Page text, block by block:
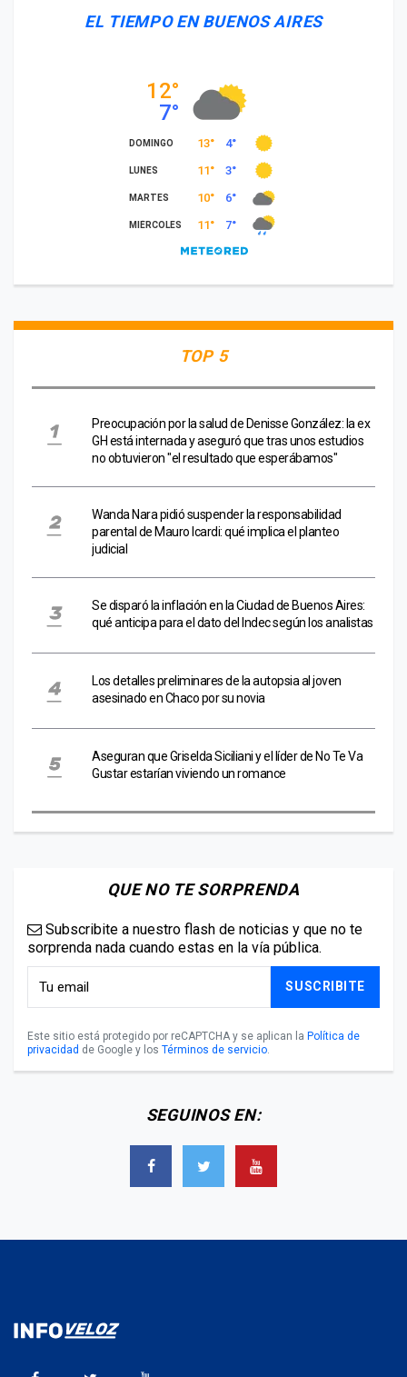
EL TIEMPO EN BUENOS AIRES
TOP 5
Preocupación por la salud de Denisse González: la ex
GH está internada y aseguró que tras unos estudios
no obtuvieron "el resultado que esperábamos"
Wanda Nara pidió suspender la responsabilidad
parental de Mauro Icardi: qué implica el planteo
judicial
Se disparó la inflación en la Ciudad de Buenos Aires:
qué anticipa para el dato del Indec según los analistas
Los detalles preliminares de la autopsia al joven
asesinado en Chaco por su novia
Aseguran que Griselda Siciliani y el líder de No Te Va
Gustar estarían viviendo un romance
QUE NO TE SORPRENDA
Subscribite a nuestro flash de noticias y que no te
sorprenda nada cuando estas en la vía pública.
SUSCRIBITE
Este sitio está protegido por reCAPTCHA y se aplican la Política de
privacidad de Google y los Términos de servicio.
SEGUINOS EN: